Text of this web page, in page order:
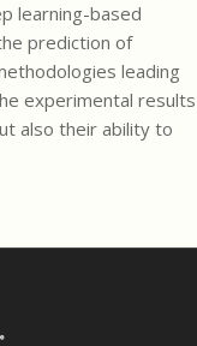
learning-based
prediction of
leading
experimental results
also their ability to